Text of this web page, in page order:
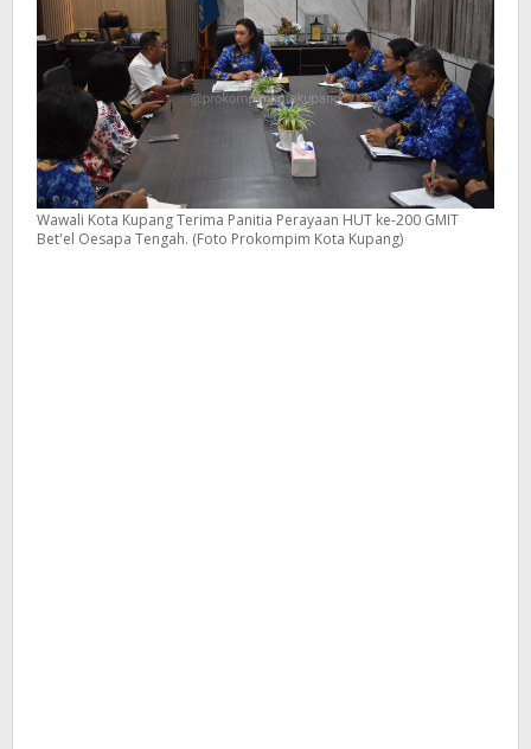
Wawali Kota Kupang Terima Panitia Perayaan HUT ke-200 GMIT
Bet'el Oesapa Tengah. (Foto Prokompim Kota Kupang)